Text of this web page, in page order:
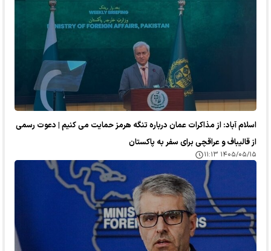
اسلام آباد: از مذاکرات عمان درباره تنگه هرمز حمایت می کنیم | دعوت رسمی
از قالیباف و عراقچی برای سفر به پاکستان
۱۴۰۵/۰۵/۱۵ ۱۱:۱۳